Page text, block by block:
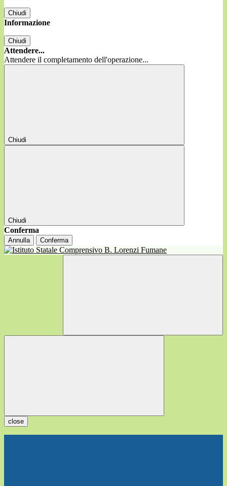
Chiudi
Informazione
Chiudi
Attendere...
Attendere il completamento dell'operazione...
Chiudi
Chiudi
Conferma
Annulla Conferma
close